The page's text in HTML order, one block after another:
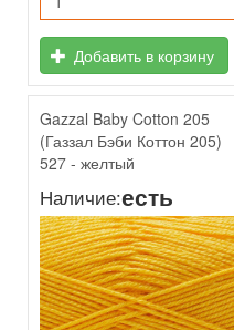
Добавить в корзину
Gazzal Baby Cotton 205
(Газзал Бэби Коттон 205)
527 - желтый
Наличие:есть